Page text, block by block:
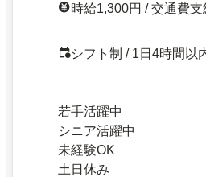
時給1,300円 / 交通費支
シフト制 / 1日4時間以
若手活躍中
シニア活躍中
未経験OK
土日休み